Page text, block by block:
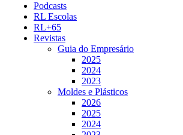
Podcasts
RL Escolas
RL+65
Revistas
Guia do Empresário
2025
2024
2023
Moldes e Plásticos
2026
2025
2024